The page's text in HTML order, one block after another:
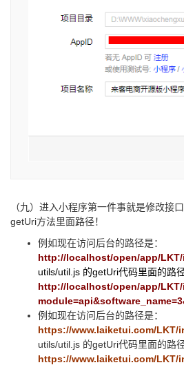
（九）进入小程序第一件事就是修改接
getUri方法里面路径！
例如现在访问后台的路径是：
http://localhost/open/app/LKT/
utils/util.js 的getUri代码里面的路
http://localhost/open/app/
例如现在访问后台的路径是：
https://www.laiketui.com/LKT/
utils/util.js 的getUri代码里面的路
https://www.laiketui.com/LKT/